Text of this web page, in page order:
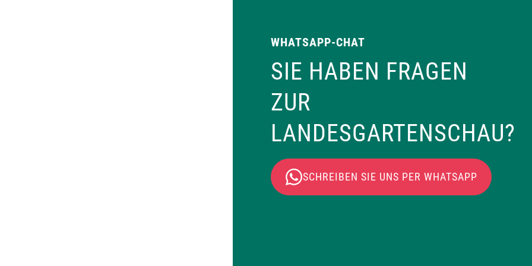
WHATSAPP-CHAT
SIE HABEN FRAGEN
ZUR
LANDESGARTENSCHAU?
SCHREIBEN SIE UNS PER WHATSAPP